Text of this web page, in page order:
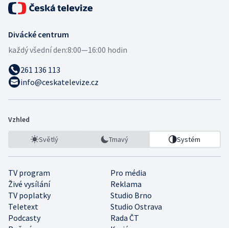
Divácké centrum
každý všední den:8:00—16:00 hodin
261 136 113
info@ceskatelevize.cz
Vzhled
Světlý Tmavý Systém
TV program
Pro média
Živé vysílání
Reklama
TV poplatky
Studio Brno
Teletext
Studio Ostrava
Podcasty
Rada ČT